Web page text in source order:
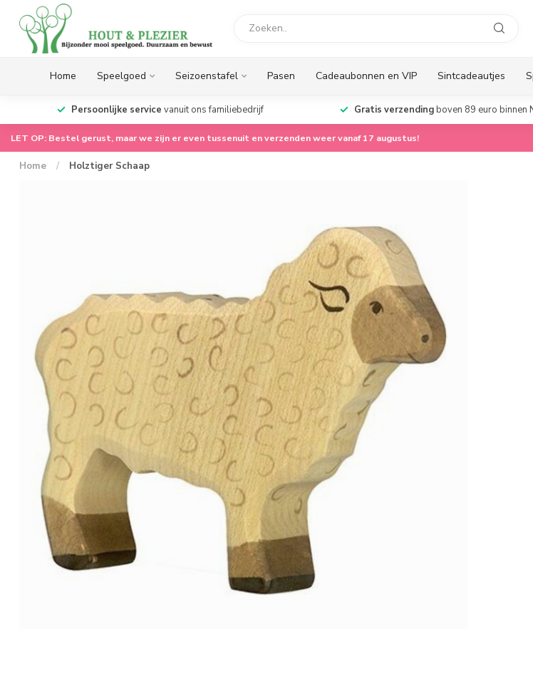
Home Speelgoed Seizoenstafel Pasen Cadeaubonnen en VIP Sintcadeautjes
Persoonlijke service vanuit ons familiebedrijf Gratis verzendingboven 89 euro binnen
LET OP: Bestel gerust, maar we zijn er even tussenuit en verzenden weer vanaf 17 augustus!
Home / Holztiger Schaap